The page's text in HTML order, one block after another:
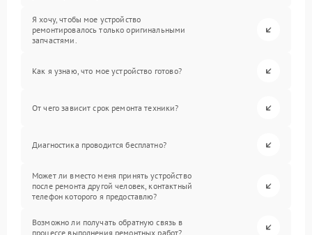
Я хочу, чтобы мое устройство
ремонтировалось только оригинальными
запчастями.
Как я узнаю, что мое устройство готово?
От чего зависит срок ремонта техники?
Диагностика проводится бесплатно?
Может ли вместо меня принять устройство
после ремонта другой человек, контактный
телефон которого я предоставлю?
Возможно ли получать обратную связь в
процессе выполнения ремонтных работ?